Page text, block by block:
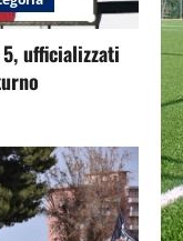
ufficializzati